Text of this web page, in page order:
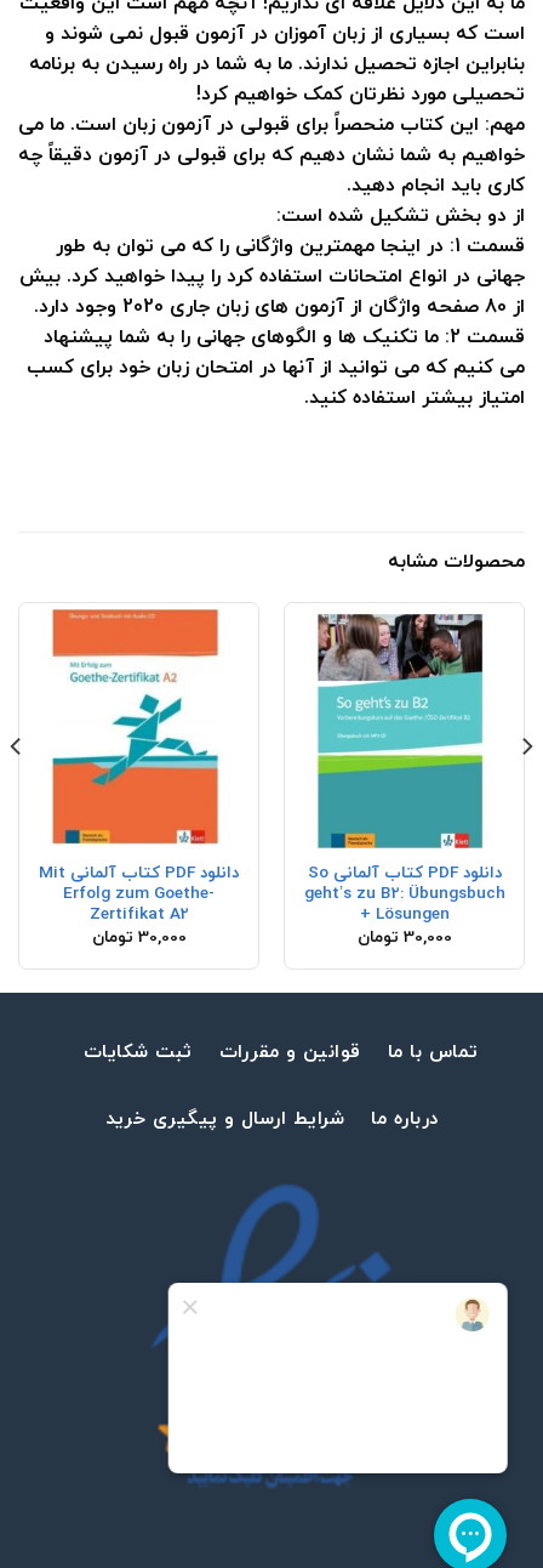
است که بسیاری از زبان آموزان در آزمون قبول نمی شوند و
بنابراین اجازه تحصیل ندارند. ما به شما در راه رسیدن به برنامه
تحصیلی مورد نظرتان کمک خواهیم کرد!
مهم: این کتاب منحصراً برای قبولی در آزمون زبان است. ما می
خواهیم به شما نشان دهیم که برای قبولی در آزمون دقیقاً چه
کاری باید انجام دهید.
از دو بخش تشکیل شده است:
قسمت 1: در اینجا مهمترین واژگانی را که می توان به طور
جهانی در انواع امتحانات استفاده کرد را پیدا خواهید کرد. بیش
از 80 صفحه واژگان از آزمون های زبان جاری 2020 وجود دارد.
قسمت 2: ما تکنیک ها و الگوهای جهانی را به شما پیشنهاد
می کنیم که می توانید از آنها در امتحان زبان خود برای کسب
امتیاز بیشتر استفاده کنید.
محصولات مشابه
دانلود PDF کتاب آلمانی So
geht’s zu B2: Übungsbuch
+ Lösungen
30,000 تومان
دانلود PDF کتاب آلمانی Mit
Erfolg zum Goethe-
Zertifikat A2
30,000 تومان
تماس با ما قوانین و مقررات ثبت شکایات
درباره ما شرایط ارسال و پیگیری خرید